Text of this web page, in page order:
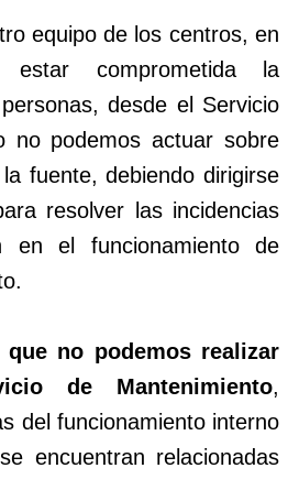
equipo de los centros, en
comprometida la
desde el Servicio
no podemos actuar sobre
fuente, debiendo dirigirse
resolver las incidencias
en el funcionamiento de
que no podemos realizar
de Mantenimiento,
del funcionamiento interno
encuentran relacionadas